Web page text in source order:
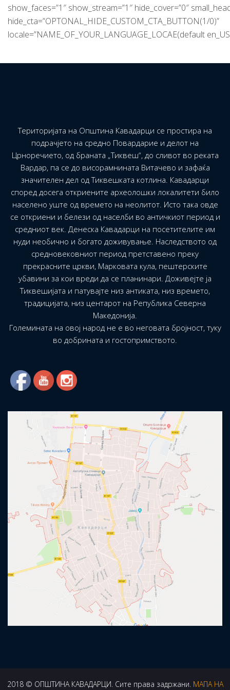
show_faces=”1″ show_stream=”1″ hide_cover=”0″
hide_cta=”OPTONAL_HIDE_CUSTOM_CTA_BUTTON(1/0)”
locale=”NAME_OF_YOUR_LANGUAGE_LOCAE(default
Територијата на Општина Кавадарци се простира на
подрачјето на средно Повардарие и делот на
Црноречието, од браната „Тиквеш“, до сливот во реката
Вардар, па се до висорамнината Витачево и зафаќа
значителен дел од Тиквешката котлина. Кавадарци
според досега откриените археолошки локалитети било
населено уште од времето на неолитот. Исто така овде
се откриени и белези од населби во античкиот период и
средниот век. Денеска Кавадарци на посетителите им
нуди необично и богато доживување. Наследството од
средновековниот период претставено преку
прекрасните цркви, Марковата кула, пештерските
убавини за кои вреди да се планинари. Доживејте ја
Тиквешијата и патувајте низ антиката, низ времето,
традицијата, низ центарот на Република Северна
Македонија.
Големината на овој народ не е во неговата бројност, туку
во добрината и гостопримството.
2018 © ОПШТИНА КАВАДАРЦИ. Сите права задржани. МАПА НА